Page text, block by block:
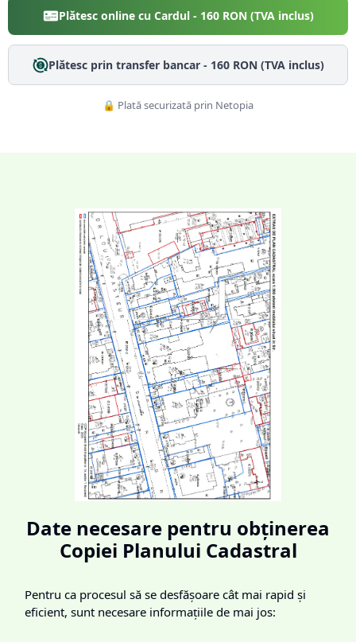
Plătesc online cu Cardul - 160RON (TVA inclus)
Plătesc prin transfer bancar - 160RON (TVA inclus)
🔒 Plată securizată prin Netopia
Date necesare pentru obținerea
Copiei Planului Cadastral
Pentru ca procesul să se desfășoare cât mai rapid și
eficient, sunt necesare informațiile de mai jos: